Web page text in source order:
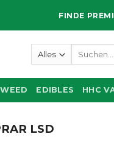
FINDE
Suchen
EDIBLES HHC
LSD